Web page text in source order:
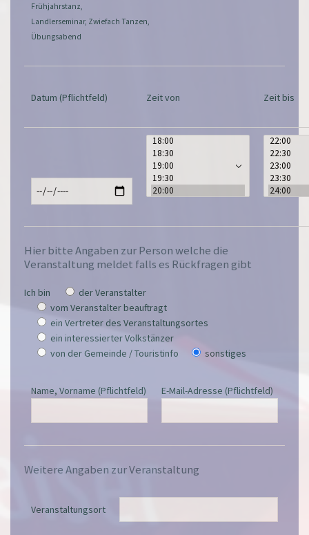
Frühjahrstanz,
Landlerseminar, Zwiefach Tanzen,
Übungsabend
Datum (Pflichtfeld) Zeit von Zeit bis
Hier bitte Angaben zur Person welche die
Veranstaltung meldet falls es Rückfragen gibt
Ich bin
der Veranstalter
vom Veranstalter beauftragt
ein Vertreter des Veranstaltungsortes
ein interessierter Volkstänzer
von der Gemeinde / Touristinfo
sonstiges
Name, Vorname (Pflichtfeld) E-Mail-Adresse (Pflichtfeld)
Weitere Angaben zur Veranstaltung
Veranstaltungsort